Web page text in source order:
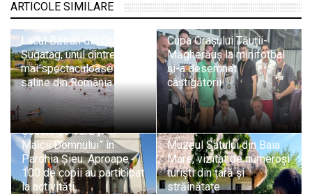
ARTICOLE SIMILARE
Lacul Bătrân din Ocna
Șugatag, unul dintre cele
mai spectaculoase lacuri
saline din România
Cupa Orașului Tăuții-
Măgherăuș la minifotbal
și-a desemnat
câștigătorii
Școala de Vară „Fiii
Maicii Domnului” în
Parohia Șieu: Aproape
100 de copii au participat
la activități
Muzeul Satului din Baia
Mare, vizitat de numeroși
turiști din țară și
străinătate